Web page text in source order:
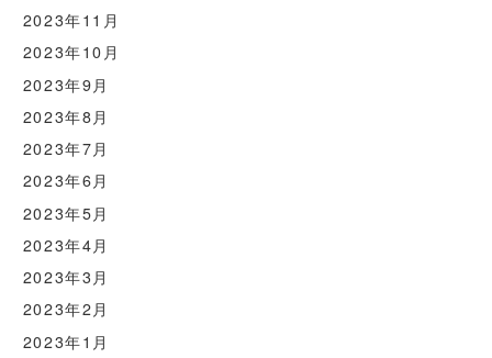
2023年11月
2023年10月
2023年9月
2023年8月
2023年7月
2023年6月
2023年5月
2023年4月
2023年3月
2023年2月
2023年1月